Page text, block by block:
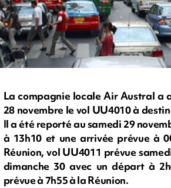
La compagnie locale Air Austral a
28 novembre le vol UU4010 à
Il a été reporté au samedi 29
à 13h10 et une arrivée prévue à
Réunion, vol UU4011 prévue
dimanche 30 avec un départ à
prévue à 7h55 à la Réunion.